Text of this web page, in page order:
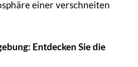
einer verschneiten
Entdecken Sie die